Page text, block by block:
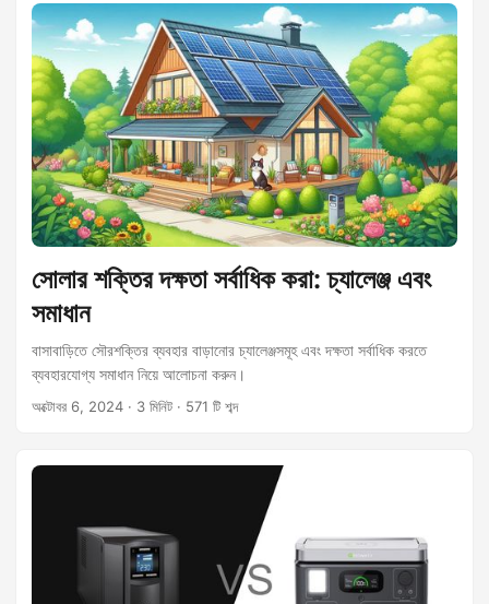
সোলার শক্তির দক্ষতা সর্বাধিক করা: চ্যালেঞ্জ এবং
সমাধান
বাসাবাড়িতে সৌরশক্তির ব্যবহার বাড়ানোর চ্যালেঞ্জসমূহ এবং দক্ষতা সর্বাধিক করতে
ব্যবহারযোগ্য সমাধান নিয়ে আলোচনা করুন।
অক্টোবর 6, 2024 · 3 মিনিট · 571 টি শব্দ